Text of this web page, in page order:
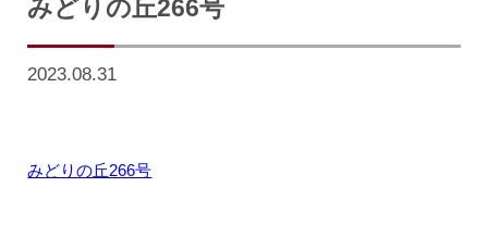
みどりの丘266号
2023.08.31
みどりの丘266号